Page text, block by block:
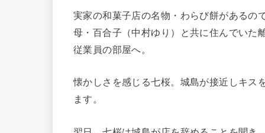
実家の和菓子店の名物・わらび餅があるの
母・百合子（中村ゆり）と共に住んでいた
従業員の部屋へ。
懐かしさを感じる七桜。城島が接近しキス
ます。